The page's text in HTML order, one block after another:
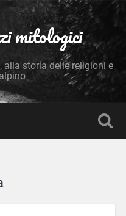
mitologici
storia delle religioni e